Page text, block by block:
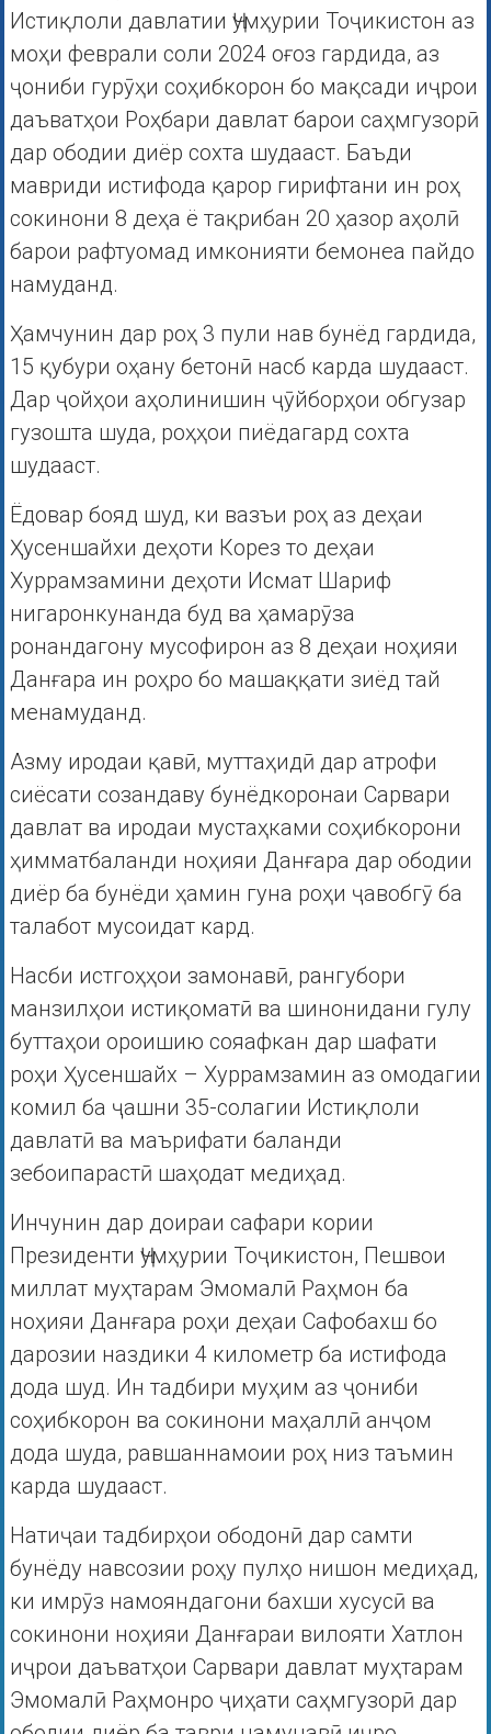
Истиқлоли давлатии Ҷумҳурии Тоҷикистон аз
моҳи феврали соли 2024 оғоз гардида, аз
ҷониби гурӯҳи соҳибкорон бо мақсади иҷрои
даъватҳои Роҳбари давлат барои саҳмгузорӣ
дар ободии диёр сохта шудааст. Баъди
мавриди истифода қарор гирифтани ин роҳ
сокинони 8 деҳа ё тақрибан 20 ҳазор аҳолӣ
барои рафтуомад имконияти бемонеа пайдо
намуданд.
Ҳамчунин дар роҳ 3 пули нав бунёд гардида,
15 қубури оҳану бетонӣ насб карда шудааст.
Дар ҷойҳои аҳолинишин ҷӯйборҳои обгузар
гузошта шуда, роҳҳои пиёдагард сохта
шудааст.
Ёдовар бояд шуд, ки вазъи роҳ аз деҳаи
Ҳусеншайхи деҳоти Корез то деҳаи
Хуррамзамини деҳоти Исмат Шариф
нигаронкунанда буд ва ҳамарӯза
ронандагону мусофирон аз 8 деҳаи ноҳияи
Данғара ин роҳро бо машаққати зиёд тай
менамуданд.
Азму иродаи қавӣ, муттаҳидӣ дар атрофи
сиёсати созандаву бунёдкоронаи Сарвари
давлат ва иродаи мустаҳками соҳибкорони
ҳимматбаланди ноҳияи Данғара дар ободии
диёр ба бунёди ҳамин гуна роҳи ҷавобгӯ ба
талабот мусоидат кард.
Насби истгоҳҳои замонавӣ, рангубори
манзилҳои истиқоматӣ ва шинонидани гулу
буттаҳои ороишию сояафкан дар шафати
роҳи Ҳусеншайх – Хуррамзамин аз омодагии
комил ба ҷашни 35-солагии Истиқлоли
давлатӣ ва маърифати баланди
зебоипарастӣ шаҳодат медиҳад.
Инчунин дар доираи сафари кории
Президенти Ҷумҳурии Тоҷикистон, Пешвои
миллат муҳтарам Эмомалӣ Раҳмон ба
ноҳияи Данғара роҳи деҳаи Сафобахш бо
дарозии наздики 4 километр ба истифода
дода шуд. Ин тадбири муҳим аз ҷониби
соҳибкорон ва сокинони маҳаллӣ анҷом
дода шуда, равшаннамоии роҳ низ таъмин
карда шудааст.
Натиҷаи тадбирҳои ободонӣ дар самти
бунёду навсозии роҳу пулҳо нишон медиҳад,
ки имрӯз намояндагони бахши хусусӣ ва
сокинони ноҳияи Данғараи вилояти Хатлон
иҷрои даъватҳои Сарвари давлат муҳтарам
Эмомалӣ Раҳмонро ҷиҳати саҳмгузорӣ дар